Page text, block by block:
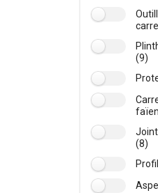
(9)
(8)